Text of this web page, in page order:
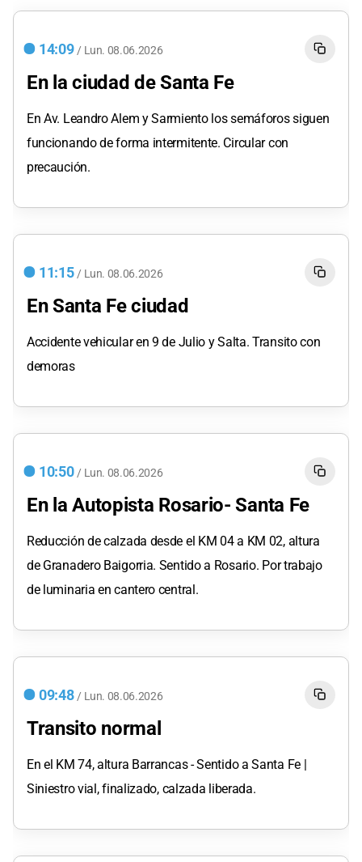
14:09 / Lun. 08.06.2026
En la ciudad de Santa Fe
En Av. Leandro Alem y Sarmiento los semáforos siguen
funcionando de forma intermitente. Circular con
precaución.
11:15 / Lun. 08.06.2026
En Santa Fe ciudad
Accidente vehicular en 9 de Julio y Salta. Transito con
demoras
10:50 / Lun. 08.06.2026
En la Autopista Rosario- Santa Fe
Reducción de calzada desde el KM 04 a KM 02, altura
de Granadero Baigorria. Sentido a Rosario. Por trabajo
de luminaria en cantero central.
09:48 / Lun. 08.06.2026
Transito normal
En el KM 74, altura Barrancas - Sentido a Santa Fe |
Siniestro vial, finalizado, calzada liberada.